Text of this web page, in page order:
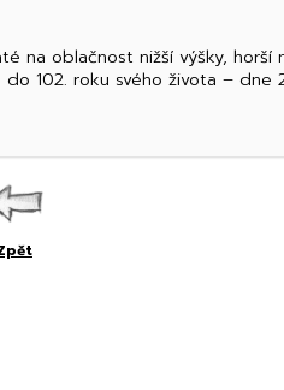
na oblačnost nižší výšky,
roku svého života – dne